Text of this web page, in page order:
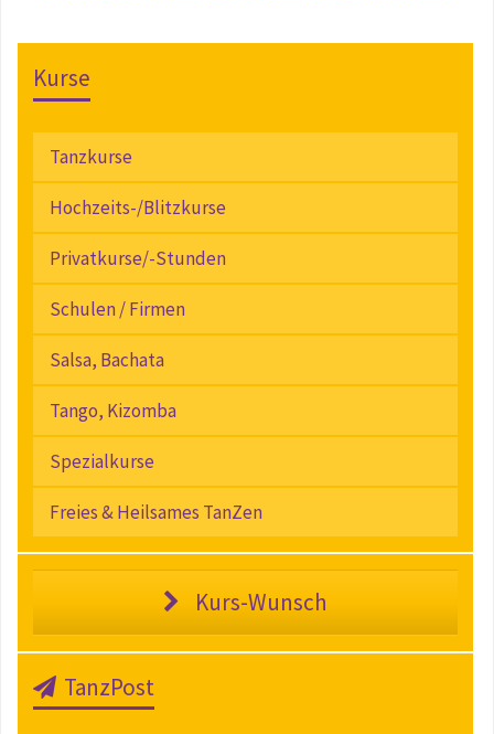
Kurse
Tanzkurse
Hochzeits-/Blitzkurse
Privatkurse/-Stunden
Schulen / Firmen
Salsa, Bachata
Tango, Kizomba
Spezialkurse
Freies & Heilsames TanZen
Kurs-Wunsch
TanzPost